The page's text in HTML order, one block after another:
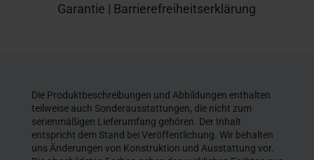
Garantie | Barrierefreiheitserklärung
Die Produktbeschreibungen und Abbildungen enthalten
teilweise auch Sonderausstattungen, die nicht zum
serienmäßigen Lieferumfang gehören. Der Inhalt
entspricht dem Stand bei Veröffentlichung. Wir behalten
uns Änderungen von Konstruktion und Ausstattung vor.